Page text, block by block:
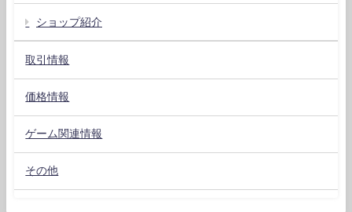
ショップ紹介
取引情報
価格情報
ゲーム関連情報
その他